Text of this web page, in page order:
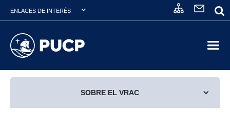
ENLACES DE INTERÉS
SOBRE EL VRAC